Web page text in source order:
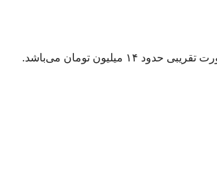
تومان می‌باشد.